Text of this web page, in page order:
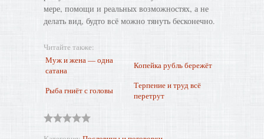
мере, помощи и реальных возможностях, а не
делать вид, будто всё можно тянуть бесконечно.
Читайте также:
Муж и жена — одна
сатана
Копейка рубль бережёт
Рыба гниёт с головы
Терпение и труд всё
перетрут